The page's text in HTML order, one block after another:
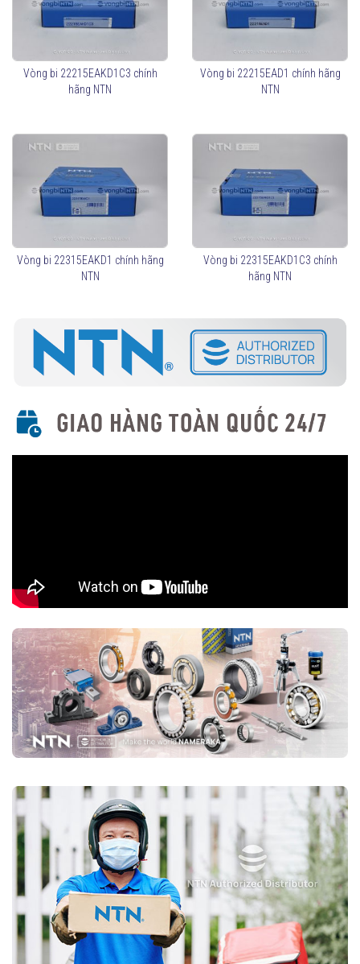
Phân loại vòng bi tang trống NTN
Theo thiết kế lồng bi:
Lồng thép ( C3, C4
): Chịu tải lớn, sử dụng trong môi
trường khắc nghiệt.
Lồng đồng (
Theo cấu trúc
Loại có phớt chắn mỡ (
Sealed Type): Ngăn bụi và
giữ mỡ bôi trơn lâu hơn.
Loại không có phớt (
Open Type ): Dễ bảo trì, dùng
trong môi trường sạch.
Cách chọn vòng bi tang trống NTN phù hợp
Kiểm tra kích thước lắp đặt theo tiêu chuẩn.
Chọn loại vòng bi có phớt chắn mỡ nếu cần chống bụi và độ
ẩm cao.
Dùng loại lồng phù hợp với điều kiện làm việc (thép, đồng,
Ứng dụng của vòng bi tang trống NTN
Trên thị trường vòng bi bạc đạn NTN bị làm giả rất nhiều, để lựa
chọn mua đúng vòng bi NTN chính hãng Bạn nên lựa chọnĐại lý uỷ
(vongbiNTN.com) là
Đại lý uỷ quyền vòng bi NTN chính hãng
tại Việt Nam. Liên hệ ngay với chúng tôi nếu Bạn cần tư vấn loại
vòng bi NTN phù hợp với ứng dụng của mình.
Vòng bi 22215EAKD1C3 chính
hãng NTN
Vòng bi 22215EAD1 chính hãng
NTN
Vòng bi 22315EAKD1 chính hãng
NTN
Vòng bi 22315EAKD1C3 chính
hãng NTN